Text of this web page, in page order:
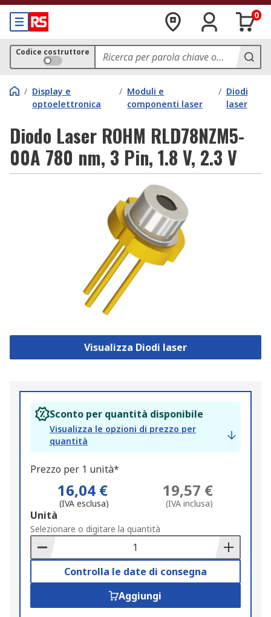
0
Codice costruttore
/ Display e
optoelettronica
/ Moduli e
componenti laser
/ Diodi
laser
Diodo Laser ROHM RLD78NZM5-
00A 780 nm, 3 Pin, 1.8 V, 2.3 V
Visualizza Diodi laser
Sconto per quantità disponibile
Visualizza le opzioni di prezzo per
quantità
Prezzo per 1 unità*
16,04 €
(IVA esclusa)
19,57 €
(IVA inclusa)
Add
to
Basket
Unità
Selezionare o digitare la quantità
Controlla le date di consegna
Aggiungi